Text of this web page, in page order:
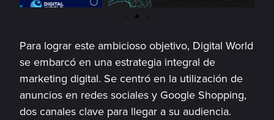
Para lograr este ambicioso objetivo, Digital World
se embarcó en una estrategia integral de
marketing digital. Se centró en la utilización de
anuncios en redes sociales y Google Shopping,
dos canales clave para llegar a su audiencia.